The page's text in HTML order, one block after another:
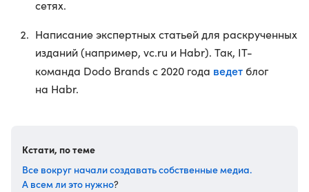
сетях.
Написание экспертных статьей для раскрученных
изданий (например, vc.ru и Habr). Так, IT-
команда Dodo Brands с 2020 года ведет блог
на Habr.
Кстати, по теме
Все вокруг начали создавать собственные медиа.
А всем ли это нужно?